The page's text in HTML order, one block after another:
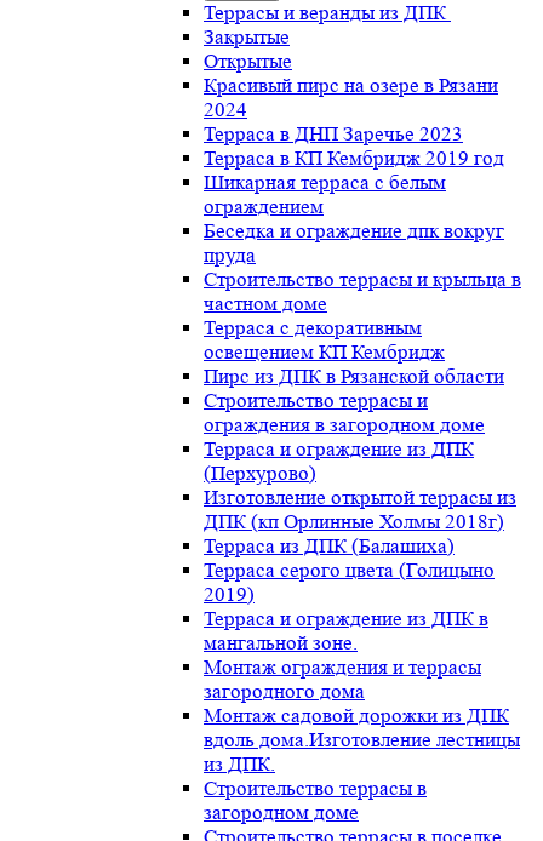
Террасы и веранды из ДПК
Закрытые
Открытые
Красивый пирс на озере в Рязани
2024
Терраса в ДНП Заречье 2023
Терраса в КП Кембридж 2019 год
Шикарная терраса с белым
ограждением
Беседка и ограждение дпк вокруг
пруда
Строительство террасы и крыльца в
частном доме
Терраса с декоративным
освещением КП Кембридж
Пирс из ДПК в Рязанской области
Строительство террасы и
ограждения в загородном доме
Терраса и ограждение из ДПК
(Перхурово)
Изготовление открытой террасы из
ДПК (кп Орлинные Холмы 2018г)
Терраса из ДПК (Балашиха)
Терраса серого цвета (Голицыно
2019)
Терраса и ограждение из ДПК в
мангальной зоне.
Монтаж ограждения и террасы
загородного дома
Монтаж садовой дорожки из ДПК
вдоль дома.Изготовление лестницы
из ДПК.
Строительство террасы в
загородном доме